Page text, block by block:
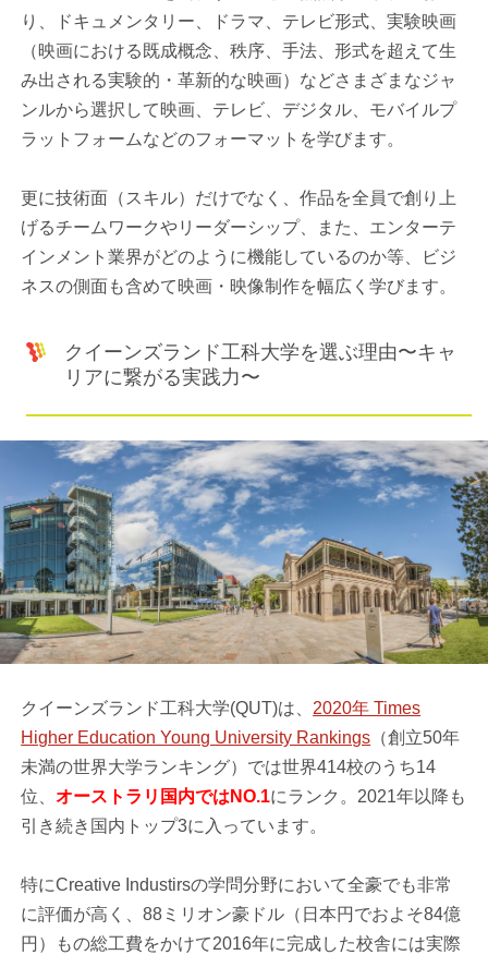
り、ドキュメンタリー、ドラマ、テレビ形式、実験映画
（映画における既成概念、秩序、手法、形式を超えて生
み出される実験的・革新的な映画）などさまざまなジャ
ンルから選択して映画、テレビ、デジタル、モバイルプ
ラットフォームなどのフォーマットを学びます。
更に技術面（スキル）だけでなく、作品を全員で創り上
げるチームワークやリーダーシップ、また、エンターテ
インメント業界がどのように機能しているのか等、ビジ
ネスの側面も含めて映画・映像制作を幅広く学びます。
クイーンズランド工科大学を選ぶ理由〜キャ
リアに繋がる実践力〜
クイーンズランド工科大学(QUT)は、 2020年 Times
Higher Education Young University Rankings （創立50年
未満の世界大学ランキング）では世界414校のうち14
位、オーストラリ国内ではNO.1にランク。2021年以降も
引き続き国内トップ3に入っています。
特にCreative Industirsの学問分野において全豪でも非常
に評価が高く、88ミリオン豪ドル（日本円でおよそ84億
円）もの総工費をかけて2016年に完成した校舎には実際